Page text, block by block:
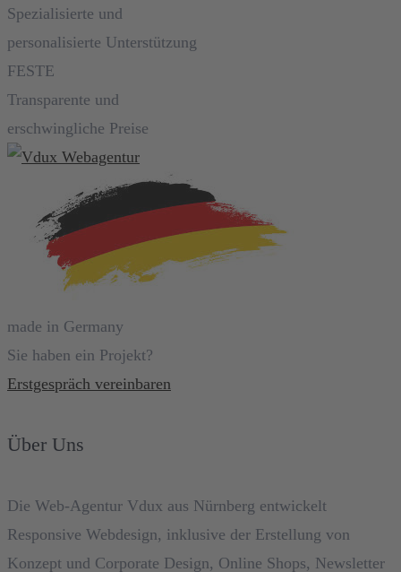
Spezialisierte und
personalisierte Unterstützung
FESTE
Transparente und
erschwingliche Preise
made in Germany
Sie haben ein Projekt?
Erstgespräch vereinbaren
Über Uns
Die Web-Agentur Vdux aus Nürnberg entwickelt
Responsive Webdesign, inklusive der Erstellung von
Konzept und Corporate Design, Online Shops, Newsletter